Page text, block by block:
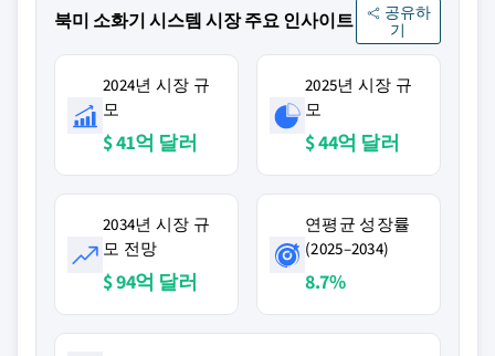
북미 소화기 시스템 시장 주요 인사이트
공유하
기
2024년 시장 규
모
$ 41억 달러
2025년 시장 규
모
$ 44억 달러
2034년 시장 규
모 전망
$ 94억 달러
연평균 성장률
(2025–2034)
8.7%